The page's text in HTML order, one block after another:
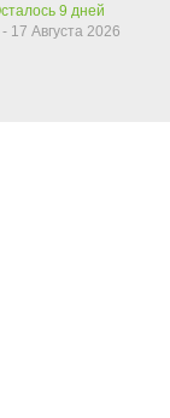
9 дней
17 Августа 2026